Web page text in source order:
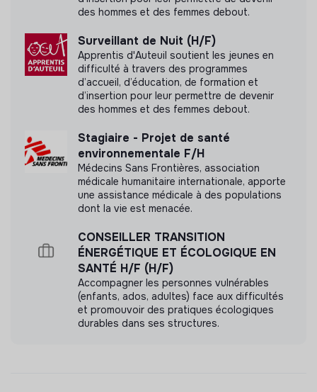
des hommes et des femmes debout.
Surveillant de Nuit (H/F)
Apprentis d'Auteuil soutient les jeunes en
difficulté à travers des programmes
d’accueil, d’éducation, de formation et
d’insertion pour leur permettre de devenir
des hommes et des femmes debout.
Stagiaire - Projet de santé
environnementale F/H
Médecins Sans Frontières, association
médicale humanitaire internationale, apporte
une assistance médicale à des populations
dont la vie est menacée.
CONSEILLER TRANSITION
ÉNERGÉTIQUE ET ÉCOLOGIQUE EN
SANTÉ H/F (H/F)
Accompagner les personnes vulnérables
(enfants, ados, adultes) face aux difficultés
et promouvoir des pratiques écologiques
durables dans ses structures.